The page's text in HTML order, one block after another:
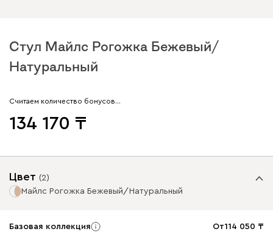
Стул Майлс Рогожка Бежевый/
Натуральный
Считаем количество бонусов…
134 170
Цвет (2)
Майлс Рогожка Бежевый/Натуральный
Базовая коллекция От114 050